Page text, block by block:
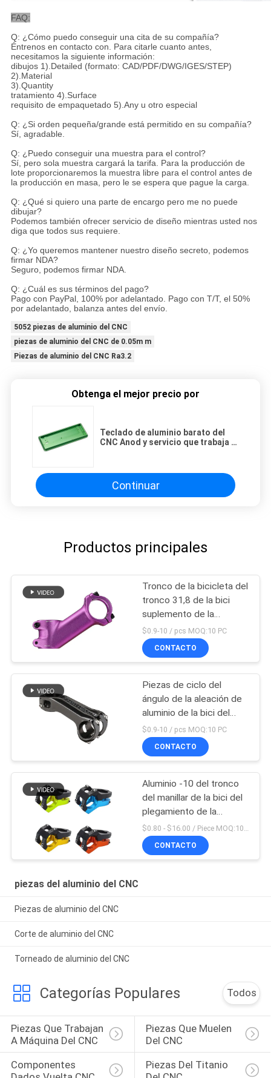
FAQ:
Q: ¿Cómo puedo conseguir una cita de su compañía?
Éntrenos en contacto con. Para citarle cuanto antes,
necesitamos la siguiente información:
dibujos 1).Detailed (formato: CAD/PDF/DWG/IGES/STEP)
2).Material
3).Quantity
tratamiento 4).Surface
requisito de empaquetado 5).Any u otro especial
Q: ¿Si orden pequeña/grande está permitido en su compañía?
Sí, agradable.
Q: ¿Puedo conseguir una muestra para el control?
Sí, pero sola muestra cargará la tarifa. Para la producción de
lote proporcionaremos la muestra libre para el control antes de
la producción en masa, pero le se espera que pague la carga.
Q: ¿Qué si quiero una parte de encargo pero me no puede
dibujar?
Podemos también ofrecer servicio de diseño mientras usted nos
diga que todos sus requiere.
Q: ¿Yo queremos mantener nuestro diseño secreto, podemos
firmar NDA?
Seguro, podemos firmar NDA.
Q: ¿Cuál es sus términos del pago?
Pago con PayPal, 100% por adelantado. Pago con T/T, el 50%
por adelantado, balanza antes del envío.
5052 piezas de aluminio del CNC
piezas de aluminio del CNC de 0.05m m
Piezas de aluminio del CNC Ra3.2
Obtenga el mejor precio por
Teclado de aluminio barato del
CNC Anod y servicio que trabaja a
Continuar
Productos principales
Tronco de la bicicleta del
tronco 31,8 de la bici
suplemento de la
canalización vertical del
manillar de 35 grados
$0.9-10 / pcs MOQ:10 PC
CONTACTO
Piezas de ciclo del
ángulo de la aleación de
aluminio de la bici del
manillar de la bicicleta
ajustable del tronco
$0.9-10 / pcs MOQ:10 PC
CONTACTO
Aluminio -10 del tronco
del manillar de la bici del
plegamiento de la
montaña de Mtb del
camino de Aliminum
CONTACTO
piezas del aluminio del CNC
Piezas de aluminio del CNC
Corte de aluminio del CNC
Torneado de aluminio del CNC
Categorías Populares Todos
Piezas Que Trabajan
A Máquina Del CNC
Piezas Que Muelen
Del CNC
Componentes
Piezas Del Titanio